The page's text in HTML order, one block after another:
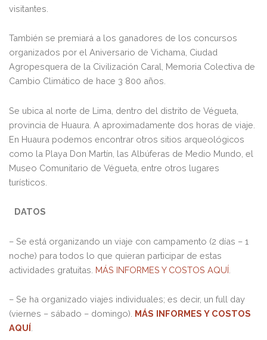
visitantes.
También se premiará a los ganadores de los concursos
organizados por el Aniversario de Vichama, Ciudad
Agropesquera de la Civilización Caral, Memoria Colectiva de
Cambio Climático de hace 3 800 años.
Se ubica al norte de Lima, dentro del distrito de Végueta,
provincia de Huaura. A aproximadamente dos horas de viaje.
En Huaura podemos encontrar otros sitios arqueológicos
como la Playa Don Martín, las Albúferas de Medio Mundo, el
Museo Comunitario de Végueta, entre otros lugares
turísticos.
DATOS
– Se está organizando un viaje con campamento (2 días – 1
noche) para todos lo que quieran participar de estas
actividades gratuitas. MÁS INFORMES Y COSTOS AQUÍ
– Se ha organizado viajes individuales; es decir, un full day
(viernes – sábado – domingo). MÁS INFORMES Y COSTOS
AQUÍ